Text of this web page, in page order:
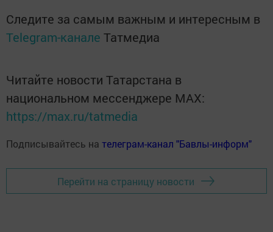
Следите за самым важным и интересным в
Telegram-канале Татмедиа
Читайте новости Татарстана в
национальном мессенджере MАХ:
https://max.ru/tatmedia
Подписывайтесь на телеграм-канал "Бавлы-информ"
Перейти на страницу новости